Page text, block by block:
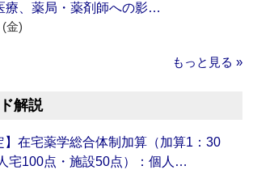
療、薬局・薬剤師への影…
金)
もっと見る »
解説
】在宅薬学総合体制加算（加算1：30
宅100点・施設50点）：個人…